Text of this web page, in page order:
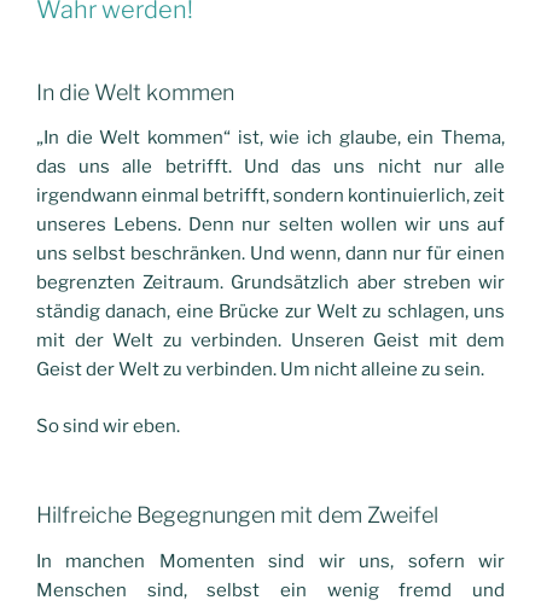
Wahr werden!
In die Welt kommen
„In die Welt kommen“ ist, wie ich glaube, ein Thema,
das uns alle betrifft. Und das uns nicht nur alle
irgendwann einmal betrifft, sondern kontinuierlich, zeit
unseres Lebens. Denn nur selten wollen wir uns auf
uns selbst beschränken. Und wenn, dann nur für einen
begrenzten Zeitraum. Grundsätzlich aber streben wir
ständig danach, eine Brücke zur Welt zu schlagen, uns
mit der Welt zu verbinden. Unseren Geist mit dem
Geist der Welt zu verbinden. Um nicht alleine zu sein.
So sind wir eben.
Hilfreiche Begegnungen mit dem Zweifel
In manchen Momenten sind wir uns, sofern wir
Menschen sind, selbst ein wenig fremd und